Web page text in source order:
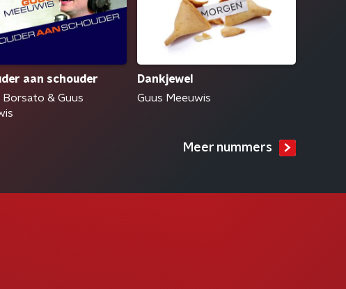
aan schouder
Borsato & Guus
Dankjewel
Guus Meeuwis
Meer nummers